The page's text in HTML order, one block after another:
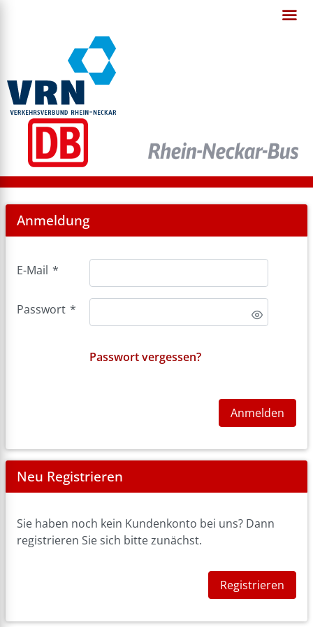
Login
Anmeldung
E-Mail *
Passwort *
Passwort vergessen?
Anmelden
Neu Registrieren
Sie haben noch kein Kundenkonto bei uns? Dann
registrieren Sie sich bitte zunächst.
Registrieren